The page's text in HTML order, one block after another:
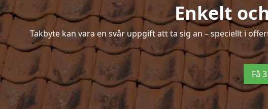
Enkelt
Takbyte kan vara en svår uppgift att ta sig an – speciellt i
Få